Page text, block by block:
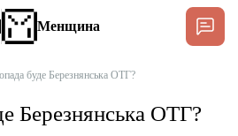
Менщина
буде Березнянська ОТГ?
Березнянська ОТГ?